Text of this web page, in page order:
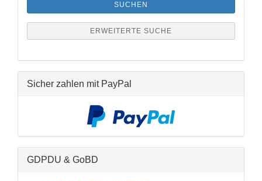
SUCHEN
ERWEITERTE SUCHE
Sicher zahlen mit PayPal
GDPDU & GoBD